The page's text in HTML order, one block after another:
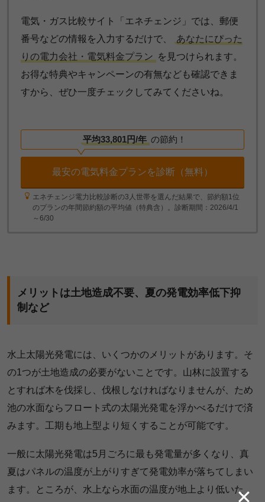
✕
電気・ガス比較サイト「エネチェンジ」では、郵便
番号などの情報を入力するだけで、
あなたにぴった
りの電力会社・電気料金プラン を見つけられます。
お得な特典やキャンペーンの有無なども確認できま
すから、ぜひ一度チェックしてみてくださいね。
平均33,801円/年 の節約！
最安の電気料金プランを診断（無料）
エネチェンジ電力比較診断の3人世帯を選んだ結果で、節約額1位
のプランの年間節約額の平均値（特典含）。診断期間：2026/4/1
～6/30
メリットは土地造成不要、夏の発電効率低下抑
制など
水上太陽光発電には、いくつかのメリットがあります。そ
の1つが土地造成の必要がないことです。山林に設置する
とすれば木を伐採し、伐根しなければなりませんが、ため
池の水面ならフロート式の太陽光発電を浮かべるだけで済
みます。工期も地上型より短くすることが可能です。
一般に太陽光発電は5月ごろに最も発電量が多くなり、真
夏はパネルの温度が上がりすぎて発電効率が落ちてしまい
ます。ところが、水上なら水面の温度が地上より低いた